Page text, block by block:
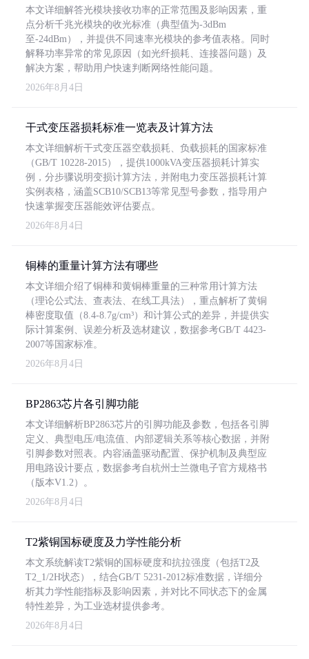
本文详细解答光模块接收功率的正常范围及影响因素，重
点分析千兆光模块的收光标准（典型值为-3dBm
至-24dBm），并提供不同速率光模块的参考值表格。同时
解释功率异常的常见原因（如光纤损耗、连接器问题）及
解决方案，帮助用户快速判断网络性能问题。
2026年8月4日
干式变压器损耗标准一览表及计算方法
本文详细解析干式变压器空载损耗、负载损耗的国家标准
（GB/T 10228-2015），提供1000kVA变压器损耗计算实
例，分步骤说明变损计算方法，并附电力变压器损耗计算
实例表格，涵盖SCB10/SCB13等常见型号参数，指导用户
快速掌握变压器能效评估要点。
2026年8月4日
铜棒的重量计算方法有哪些
本文详细介绍了铜棒和黄铜棒重量的三种常用计算方法
（理论公式法、查表法、在线工具法），重点解析了黄铜
棒密度取值（8.4-8.7g/cm³）和计算公式的差异，并提供实
际计算案例、误差分析及选材建议，数据参考GB/T 4423-
2007等国家标准。
2026年8月4日
BP2863芯片各引脚功能
本文详细解析BP2863芯片的引脚功能及参数，包括各引脚
定义、典型电压/电流值、内部逻辑关系等核心数据，并附
引脚参数对照表。内容涵盖驱动配置、保护机制及典型应
用电路设计要点，数据参考自杭州士兰微电子官方规格书
（版本V1.2）。
2026年8月4日
T2紫铜国标硬度及力学性能分析
本文系统解读T2紫铜的国标硬度和抗拉强度（包括T2及
T2_1/2H状态），结合GB/T 5231-2012标准数据，详细分
析其力学性能指标及影响因素，并对比不同状态下的金属
特性差异，为工业选材提供参考。
2026年8月4日